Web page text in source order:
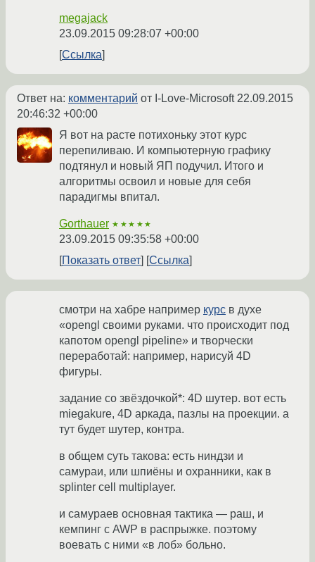
megajack
23.09.2015 09:28:07 +00:00
Ссылка
Ответ на: комментарий от I-Love-Microsoft 22.09.2015
20:46:32 +00:00
Я вот на расте потихоньку этот курс
перепиливаю. И компьютерную графику
подтянул и новый ЯП подучил. Итого и
алгоритмы освоил и новые для себя
парадигмы впитал.
Gorthauer ★★★★★
23.09.2015 09:35:58 +00:00
Показать ответ
Ссылка
смотри на хабре например курс в духе
«opengl своими руками. что происходит под
капотом opengl pipeline» и творчески
переработай: например, нарисуй 4D
фигуры.
задание со звёздочкой*: 4D шутер. вот есть
miegakure, 4D аркада, пазлы на проекции. а
тут будет шутер, контра.
в общем суть такова: есть ниндзи и
самураи, или шпиёны и охранники, как в
splinter cell multiplayer.
и самураев основная тактика — раш, и
кемпинг с AWP в распрыжке. поэтому
воевать с ними «в лоб» больно.